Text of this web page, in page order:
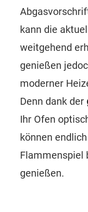
kann die
weitgehend
genießen
moderner
Denn dank der
Ihr Ofen
können
Flammenspiel
genießen.